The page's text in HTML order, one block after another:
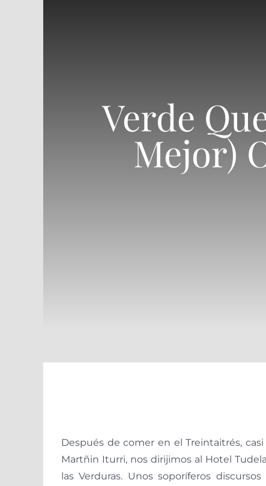
Verde
Mejor)
Después de comer en el Treintaitrés,
Martñin Iturri, nos dirijimos al Hotel
las Verduras. Unos soporíferos